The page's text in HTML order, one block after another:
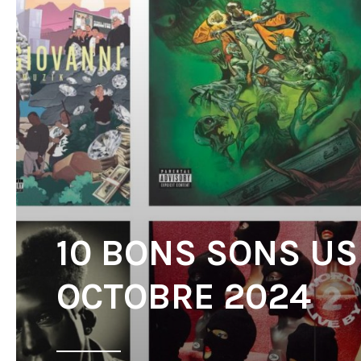
10 BONS SONS
OCTOBRE 2024